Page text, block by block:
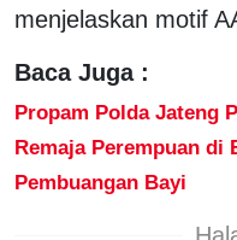
menjelaskan motif
Baca Juga :
Propam Polda Jateng
Remaja Perempuan di
Pembuangan Bayi